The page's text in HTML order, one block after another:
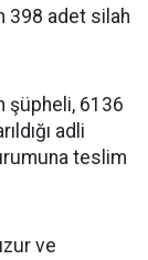
398 adet silah
şüpheli, 6136
adli
teslim
ve